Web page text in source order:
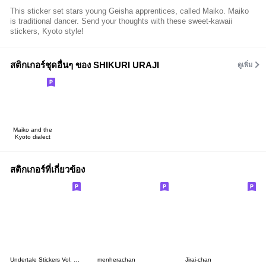
This sticker set stars young Geisha apprentices, called Maiko. Maiko
is traditional dancer. Send your thoughts with these sweet-kawaii
stickers, Kyoto style!
สติกเกอร์ชุดอื่นๆ ของ SHIKURI URAJI ดูเพิ่ม
Maiko and the
Kyoto dialect
สติกเกอร์ที่เกี่ยวข้อง
Undertale Stickers Vol. 1 (English) menherachan Jirai-chan